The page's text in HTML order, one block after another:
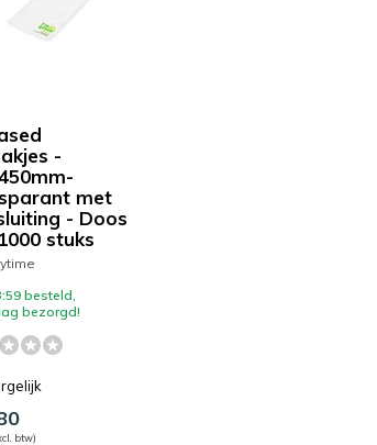
-
met
- Doos
stuks
besteld,
bezorgd!
btw)